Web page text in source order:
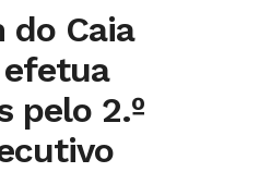
do Caia
pelo 2.º